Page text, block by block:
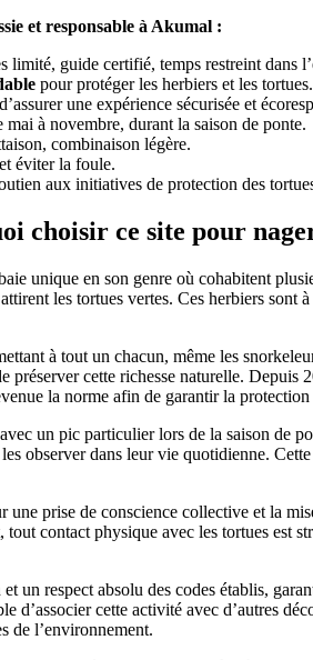
et responsable à Akumal :
limité, guide certifié, temps restreint dans
pour protéger les herbiers et les tortues.
une expérience sécurisée et
mai à novembre, durant la saison de ponte.
combinaison légère.
éviter la foule.
aux initiatives de protection des
choisir ce site pour
unique en son genre où cohabitent
les tortues vertes. Ces herbiers
à tout un chacun, même les
préserver cette richesse naturelle.
la norme afin de garantir la
un pic particulier lors de la saison de
observer dans leur vie quotidienne.
une prise de conscience collective et la
contact physique avec les tortues
un respect absolu des codes établis,
cette activité avec d’autres
de l’environnement.